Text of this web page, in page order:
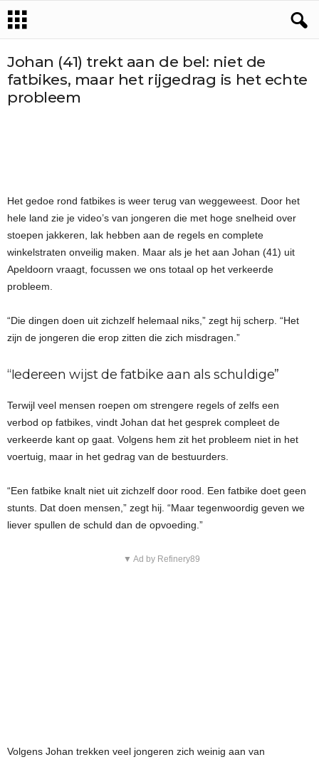
Johan (41) trekt aan de bel: niet de
fatbikes, maar het rijgedrag is het echte
probleem
Het gedoe rond fatbikes is weer terug van weggeweest. Door het
hele land zie je video’s van jongeren die met hoge snelheid over
stoepen jakkeren, lak hebben aan de regels en complete
winkelstraten onveilig maken. Maar als je het aan Johan (41) uit
Apeldoorn vraagt, focussen we ons totaal op het verkeerde
probleem.
“Die dingen doen uit zichzelf helemaal niks,” zegt hij scherp. “Het
zijn de jongeren die erop zitten die zich misdragen.”
“Iedereen wijst de fatbike aan als schuldige”
Terwijl veel mensen roepen om strengere regels of zelfs een
verbod op fatbikes, vindt Johan dat het gesprek compleet de
verkeerde kant op gaat. Volgens hem zit het probleem niet in het
voertuig, maar in het gedrag van de bestuurders.
“Een fatbike knalt niet uit zichzelf door rood. Een fatbike doet geen
stunts. Dat doen mensen,” zegt hij. “Maar tegenwoordig geven we
liever spullen de schuld dan de opvoeding.”
▼ Ad by Refinery89
Volgens Johan trekken veel jongeren zich weinig aan van